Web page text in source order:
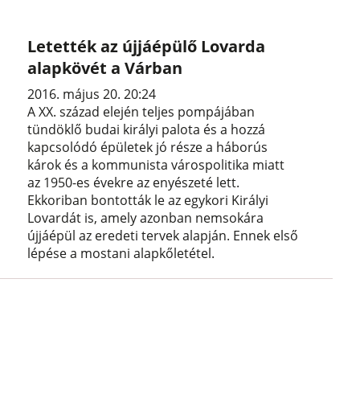
Letették az újjáépülő Lovarda
alapkövét a Várban
2016. május 20. 20:24
A XX. század elején teljes pompájában
tündöklő budai királyi palota és a hozzá
kapcsolódó épületek jó része a háborús
károk és a kommunista várospolitika miatt
az 1950-es évekre az enyészeté lett.
Ekkoriban bontották le az egykori Királyi
Lovardát is, amely azonban nemsokára
újjáépül az eredeti tervek alapján. Ennek első
lépése a mostani alapkőletétel.